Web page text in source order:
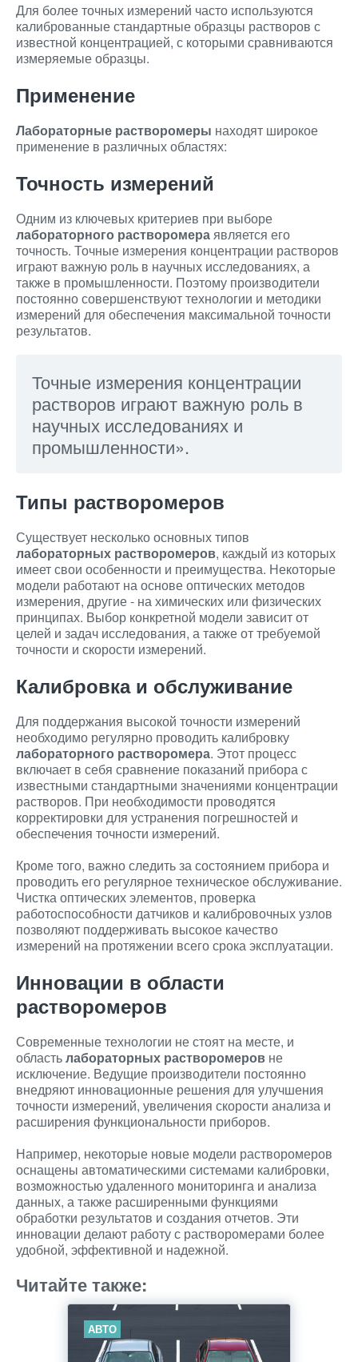
Для более точных измерений часто используются
калиброванные стандартные образцы растворов с
известной концентрацией, с которыми сравниваются
измеряемые образцы.
Применение
Лабораторные растворомеры находят широкое
применение в различных областях:
Точность измерений
Одним из ключевых критериев при выборе
лабораторного растворомераявляется его
точность. Точные измерения концентрации растворов
играют важную роль в научных исследованиях, а
также в промышленности. Поэтому производители
постоянно совершенствуют технологии и методики
измерений для обеспечения максимальной точности
результатов.
Точные измерения концентрации
растворов играют важную роль в
научных исследованиях и
промышленности».
Типы растворомеров
Существует несколько основных типов
лабораторных растворомеров, каждый из которых
имеет свои особенности и преимущества. Некоторые
модели работают на основе оптических методов
измерения, другие - на химических или физических
принципах. Выбор конкретной модели зависит от
целей и задач исследования, а также от требуемой
точности и скорости измерений.
Калибровка и обслуживание
Для поддержания высокой точности измерений
необходимо регулярно проводить калибровку
лабораторного растворомера. Этот процесс
включает в себя сравнение показаний прибора с
известными стандартными значениями концентрации
растворов. При необходимости проводятся
корректировки для устранения погрешностей и
обеспечения точности измерений.
Кроме того, важно следить за состоянием прибора и
проводить его регулярное техническое обслуживание.
Чистка оптических элементов, проверка
работоспособности датчиков и калибровочных узлов
позволяют поддерживать высокое качество
измерений на протяжении всего срока эксплуатации.
Инновации в области
растворомеров
Современные технологии не стоят на месте, и
областьлабораторных растворомеров не
исключение. Ведущие производители постоянно
внедряют инновационные решения для улучшения
точности измерений, увеличения скорости анализа и
расширения функциональности приборов.
Например, некоторые новые модели растворомеров
оснащены автоматическими системами калибровки,
возможностью удаленного мониторинга и анализа
данных, а также расширенными функциями
обработки результатов и создания отчетов. Эти
инновации делают работу с растворомерами более
удобной, эффективной и надежной.
Читайте также:
АВТО